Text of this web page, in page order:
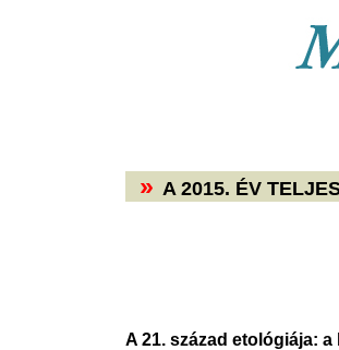
›› A 2015. ÉV
A 21. század etológiája: